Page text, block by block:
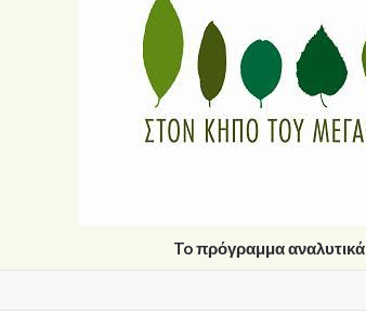
To πρόγραμμα αναλυτικά